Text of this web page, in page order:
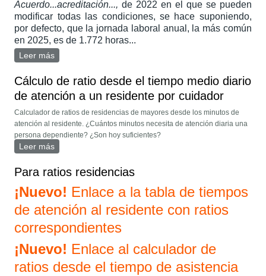
Acuerdo...acreditación..., de 2022 en el que se pueden
modificar todas las condiciones, se hace suponiendo,
por defecto, que la jornada laboral anual, la más común
en 2025, es de 1.772 horas...
Leer más
Cálculo de ratio desde el tiempo medio diario
de atención a un residente por cuidador
Calculador de ratios de residencias de mayores desde los minutos de
atención al residente. ¿Cuántos minutos necesita de atención diaria una
persona dependiente? ¿Son hoy suficientes?
Leer más
Para ratios residencias
¡Nuevo! Enlace a la tabla de tiempos
de atención al residente con ratios
correspondientes
¡Nuevo! Enlace al calculador de
ratios desde el tiempo de asistencia